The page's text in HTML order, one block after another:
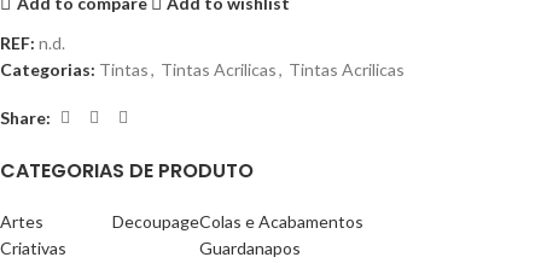
REF: n.d.
Categorias: Tintas, Tintas Acrilicas, Tintas Acrilicas
Share:
CATEGORIAS DE PRODUTO
Artes
Criativas
DecoupageColas e Acabamentos
Guardanapos